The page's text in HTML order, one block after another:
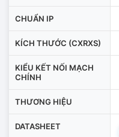
CHUẨN IP
KÍCH THƯỚC (CXRXS)
KIỂU KẾT NỐI MẠCH
CHÍNH
THƯƠNG HIỆU
DATASHEET